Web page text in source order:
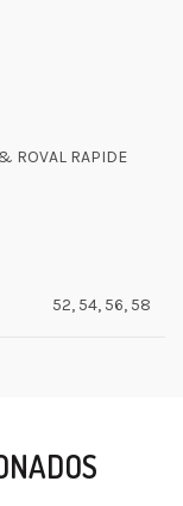
ROVAL RAPIDE
52, 54, 56, 58